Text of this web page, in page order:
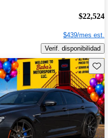
$22,524
$439/mes est.
Verif. disponibilidad